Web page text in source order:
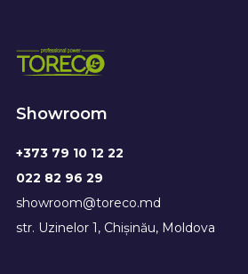
Showroom
+373 79 10 12 22
022 82 96 29
showroom@toreco.md
str. Uzinelor 1, Chișinău, Moldova